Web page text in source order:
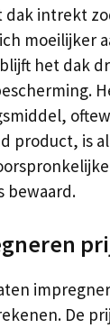
dak intrekt
moeilijker
het dak
product, is
bewaard.
De